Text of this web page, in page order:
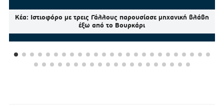
Κέα: Ιστιοφόρο με τρεις Γάλλους παρουσίασε μηχανική βλάβη
έξω από το Βουρκάρι